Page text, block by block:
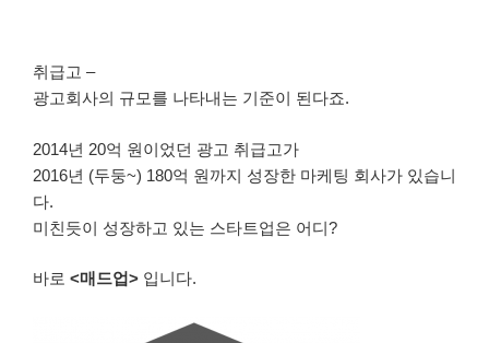
취급고 –
광고회사의 규모를 나타내는 기준이 된다죠.
2014년 20억 원이었던 광고 취급고가
2016년 (두둥~) 180억 원까지 성장한 마케팅 회사가 있습니
다.
미친듯이 성장하고 있는 스타트업은 어디?
바로 <매드업> 입니다.